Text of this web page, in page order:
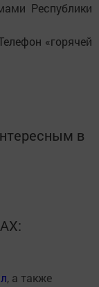
Республики
«горячей
в
, а также